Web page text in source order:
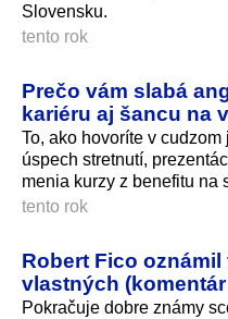
Slovensku.
tento rok
Prečo vám slabá
kariéru aj šancu na
To, ako hovoríte v
úspech stretnutí,
menia kurzy z benefitu na
tento rok
Robert Fico
vlastných
Pokračuje dobre známy